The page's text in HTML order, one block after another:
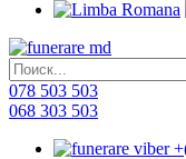
078 503 503
068 303 503